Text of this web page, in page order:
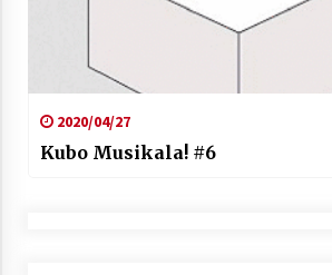
2020/04/27
Kubo Musikala! #6